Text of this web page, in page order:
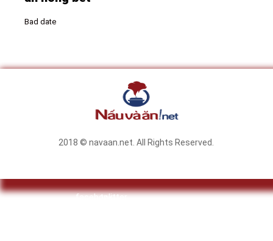
Bad date
2018 © navaan.net. All Rights Reserved.
facebooktwitter